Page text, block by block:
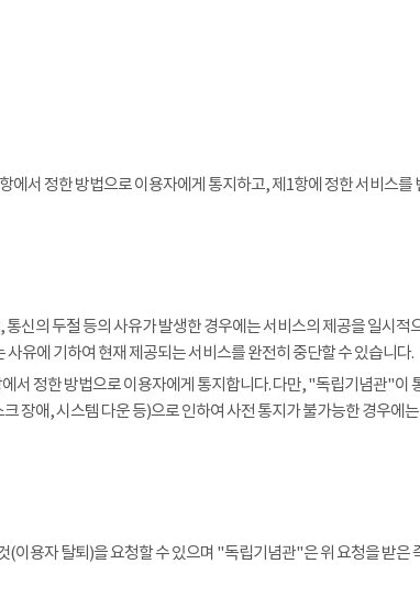
서 정한 방법으로 이용자에게 통지하고, 제1항에 정한 서비스를
신의 두절 등의 사유가 발생한 경우에는 서비스의 제공을 일시적
유에 기하여 현재 제공되는 서비스를 완전히 중단할 수 있습니다.
서 정한 방법으로 이용자에게 통지합니다. 다만, "독립기념관"이
장애, 시스템 다운 등)으로 인하여 사전 통지가 불가능한 경우에
용자 탈퇴)을 요청할 수 있으며 "독립기념관"은 위 요청을 받은